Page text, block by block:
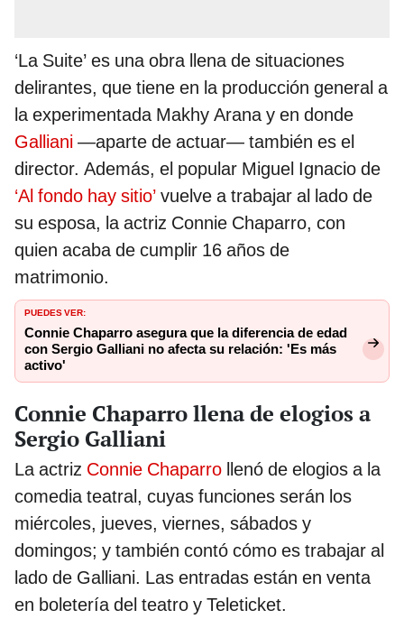
‘La Suite’ es una obra llena de situaciones
delirantes, que tiene en la producción general a
la experimentada Makhy Arana y en donde
Galliani —aparte de actuar— también es el
director. Además, el popular Miguel Ignacio de
‘Al fondo hay sitio’ vuelve a trabajar al lado de
su esposa, la actriz Connie Chaparro, con
quien acaba de cumplir 16 años de
matrimonio.
PUEDES VER:
Connie Chaparro asegura que la diferencia de edad
con Sergio Galliani no afecta su relación: 'Es más
activo'
Connie Chaparro llena de elogios a
Sergio Galliani
La actriz Connie Chaparro llenó de elogios a la
comedia teatral, cuyas funciones serán los
miércoles, jueves, viernes, sábados y
domingos; y también contó cómo es trabajar al
lado de Galliani. Las entradas están en venta
en boletería del teatro y Teleticket.